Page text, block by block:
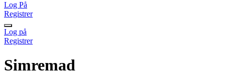
Log På
Registrer
Log på
Registrer
Simremad